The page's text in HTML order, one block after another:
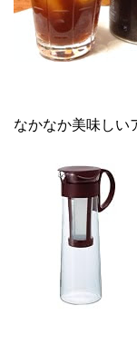
なかなか美味しい